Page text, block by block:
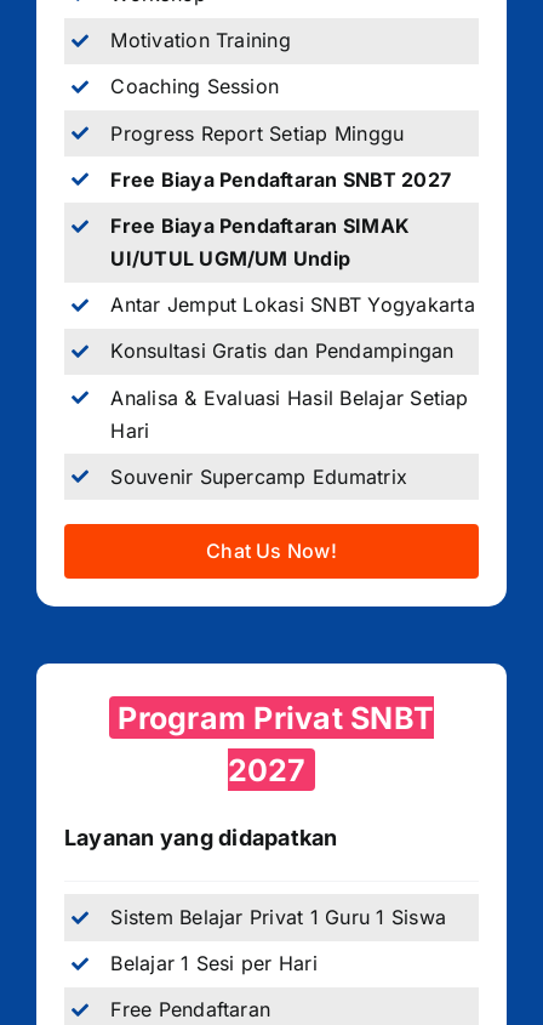
Motivation Training
Coaching Session
Progress Report Setiap Minggu
Free Biaya Pendaftaran SNBT 2027
Free Biaya Pendaftaran SIMAK
UI/UTUL UGM/UM Undip
Antar Jemput Lokasi SNBT Yogyakarta
Konsultasi Gratis dan Pendampingan
Analisa & Evaluasi Hasil Belajar Setiap
Hari
Souvenir Supercamp Edumatrix
Chat Us Now!
Program Privat SNBT
2027
Layanan yang didapatkan
Sistem Belajar Privat 1 Guru 1 Siswa
Belajar 1 Sesi per Hari
Free Pendaftaran